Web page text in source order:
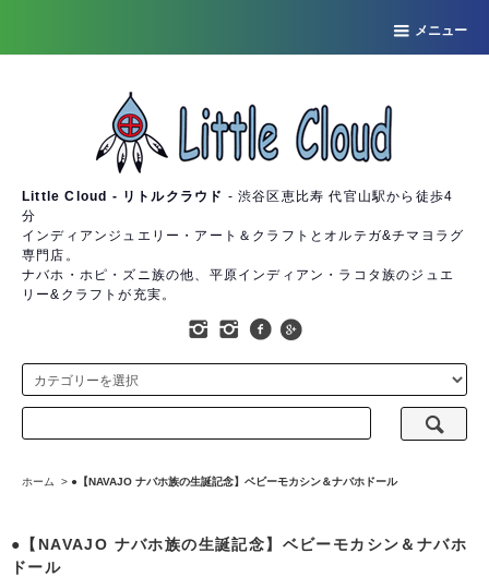
メニュー
Little Cloud - リトルクラウド - 渋谷区恵比寿 代官山駅から徒歩4
分
インディアンジュエリー・アート＆クラフトとオルテガ&チマヨラグ
専門店。
ナバホ・ホピ・ズニ族の他、平原インディアン・ラコタ族のジュエ
リー&クラフトが充実。
ホーム > ●【NAVAJO ナバホ族の生誕記念】ベビーモカシン＆ナバホドール
●【NAVAJO ナバホ族の生誕記念】ベビーモカシン＆ナバホ
ドール